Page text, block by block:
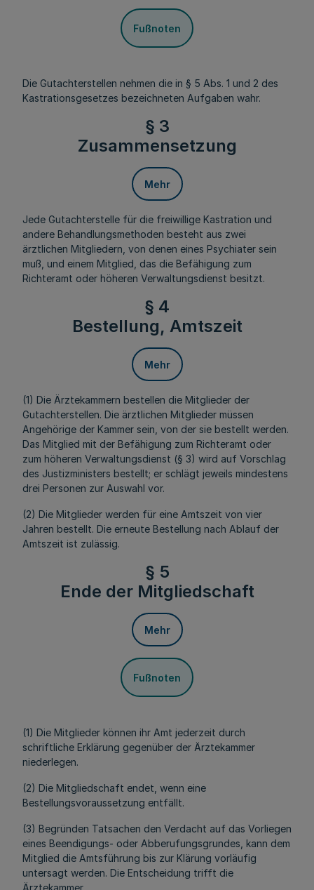
Fußnoten
Die Gutachterstellen nehmen die in § 5 Abs. 1 und 2 des
Kastrationsgesetzes bezeichneten Aufgaben wahr.
§ 3
Zusammensetzung
Mehr
Jede Gutachterstelle für die freiwillige Kastration und
andere Behandlungsmethoden besteht aus zwei
ärztlichen Mitgliedern, von denen eines Psychiater sein
muß, und einem Mitglied, das die Befähigung zum
Richteramt oder höheren Verwaltungsdienst besitzt.
§ 4
Bestellung, Amtszeit
Mehr
(1) Die Ärztekammern bestellen die Mitglieder der
Gutachterstellen. Die ärztlichen Mitglieder müssen
Angehörige der Kammer sein, von der sie bestellt werden.
Das Mitglied mit der Befähigung zum Richteramt oder
zum höheren Verwaltungsdienst (§ 3) wird auf Vorschlag
des Justizministers bestellt; er schlägt jeweils mindestens
drei Personen zur Auswahl vor.
(2) Die Mitglieder werden für eine Amtszeit von vier
Jahren bestellt. Die erneute Bestellung nach Ablauf der
Amtszeit ist zulässig.
§ 5
Ende der Mitgliedschaft
Mehr
Fußnoten
(1) Die Mitglieder können ihr Amt jederzeit durch
schriftliche Erklärung gegenüber der Ärztekammer
niederlegen.
(2) Die Mitgliedschaft endet, wenn eine
Bestellungsvoraussetzung entfällt.
(3) Begründen Tatsachen den Verdacht auf das Vorliegen
eines Beendigungs- oder Abberufungsgrundes, kann dem
Mitglied die Amtsführung bis zur Klärung vorläufig
untersagt werden. Die Entscheidung trifft die
Ärztekammer.